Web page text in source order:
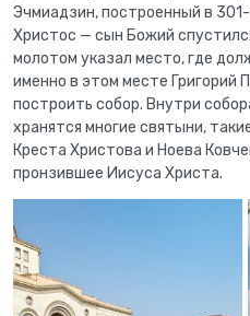
Эчмиадзин, построенный в
Христос — сын Божий
молотом указал место, где
именно в этом месте Григорий
построить собор. Внутри
хранятся многие святыни,
Креста Христова и Ноева
пронзившее Иисуса Христа.